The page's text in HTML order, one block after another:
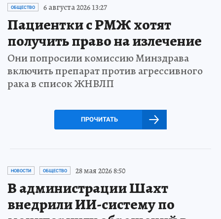
ОБЩЕСТВО 6 августа 2026 13:27
Пациентки с РМЖ хотят
получить право на излечение
Они попросили комиссию Минздрава
включить препарат против агрессивного
рака в список ЖНВЛП
ПРОЧИТАТЬ
НОВОСТИ ОБЩЕСТВО 28 мая 2026 8:50
В администрации Шахт
внедрили ИИ-систему по